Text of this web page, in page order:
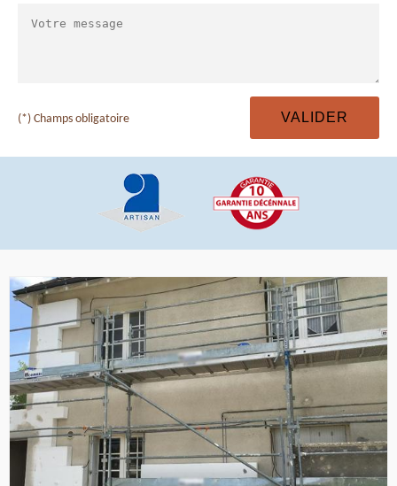
(*) Champs obligatoire